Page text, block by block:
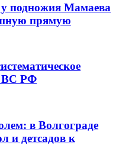
подножия Мамаева
прямую
ВС РФ
в Волгограде
и детсадов к